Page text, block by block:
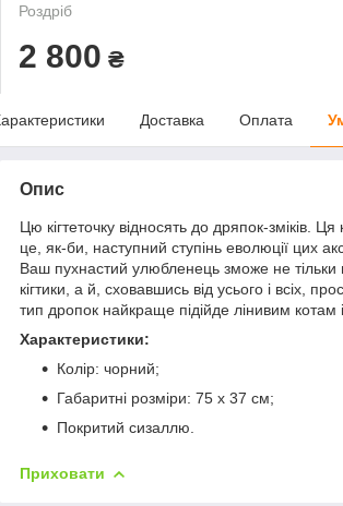
Роздріб
2 800 ₴
Доставка Оплата
Опис
Цю кігтеточку відносять до дряпок-зміків. Ця
це, як-би, наступний ступінь еволюції цих
Ваш пухнастий улюбленець зможе не тільки
кігтики, а й, сховавшись від усього і всіх,
тип дропок найкраще підійде лінивим котам
Характеристики:
Колір: чорний;
Габаритні розміри: 75 х 37 см;
Покритий сизаллю.
Приховати